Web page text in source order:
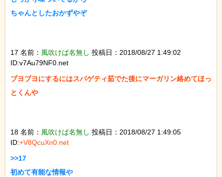
ちゃんとしたおかずやぞ
17 名前： 風吹けば名無し 投稿日：2018/08/27 1:49:02
ID:v7Au79NF0.net
ブヨブヨにするにはスパゲティ茹でた後にマーガリン絡めてほっ
とくんや
18 名前： 風吹けば名無し 投稿日：2018/08/27 1:49:05
ID:+V8QcuXn0.net
>>17
初めて有能な情報や